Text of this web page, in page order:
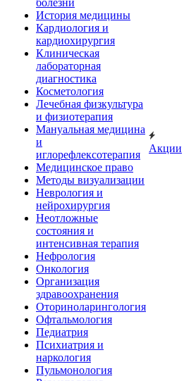
болезни
История медицины
Кардиология и
кардиохирургия
Клиническая
лабораторная
диагностика
Косметология
Лечебная физкультура
и физиотерапия
Мануальная медицина
и
иглорефлексотерапия
Медицинское право
Методы визуализации
Неврология и
нейрохирургия
Неотложные
состояния и
интенсивная терапия
Нефрология
Онкология
Организация
здравоохранения
Оториноларингология
Офтальмология
Педиатрия
Психиатрия и
наркология
Пульмонология
Акции